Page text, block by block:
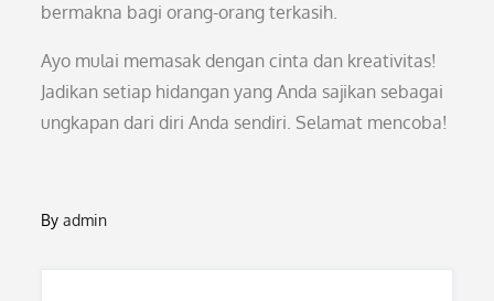
bermakna bagi orang-orang terkasih.
Ayo mulai memasak dengan cinta dan kreativitas!
Jadikan setiap hidangan yang Anda sajikan sebagai
ungkapan dari diri Anda sendiri. Selamat mencoba!
Byadmin